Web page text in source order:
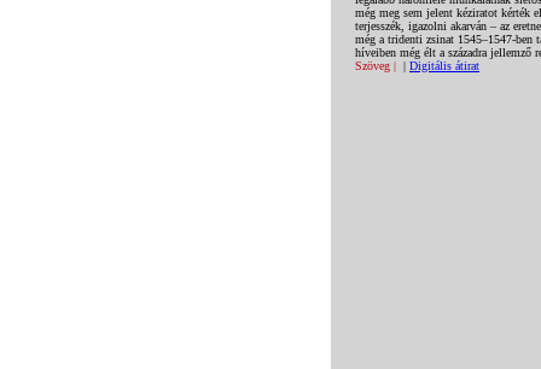
még meg sem jelent kéziratot kérték
terjesszék, igazolni akarván – az
még a tridenti zsinat 1545–1547-ben
híveiben még élt a századra jellemző
Szöveg || Digitális átirat